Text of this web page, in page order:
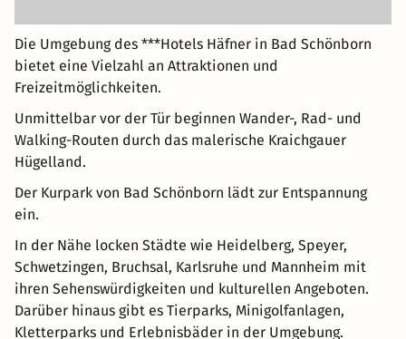
Die Umgebung des ***Hotels Häfner in Bad Schönborn
bietet eine Vielzahl an Attraktionen und
Freizeitmöglichkeiten.
Unmittelbar vor der Tür beginnen Wander-, Rad- und
Walking-Routen durch das malerische Kraichgauer
Hügelland.
Der Kurpark von Bad Schönborn lädt zur Entspannung
ein.
In der Nähe locken Städte wie Heidelberg, Speyer,
Schwetzingen, Bruchsal, Karlsruhe und Mannheim mit
ihren Sehenswürdigkeiten und kulturellen Angeboten.
Darüber hinaus gibt es Tierparks, Minigolfanlagen,
Kletterparks und Erlebnisbäder in der Umgebung.